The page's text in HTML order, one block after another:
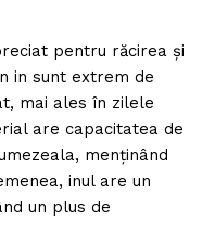
pentru răcirea și
in sunt extrem de
mai ales în zilele
are capacitatea de
menținând
inul are un
un plus de